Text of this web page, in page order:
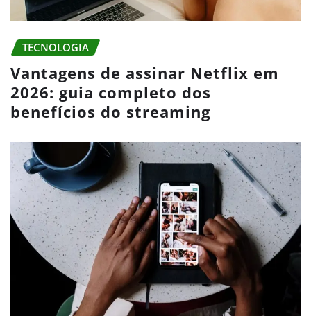
TECNOLOGIA
Vantagens de assinar Netflix em
2026: guia completo dos
benefícios do streaming